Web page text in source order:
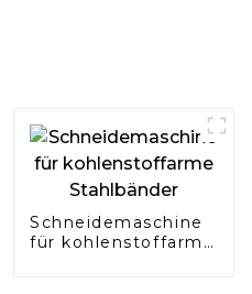
Schneidemaschine
für kohlenstoffarme